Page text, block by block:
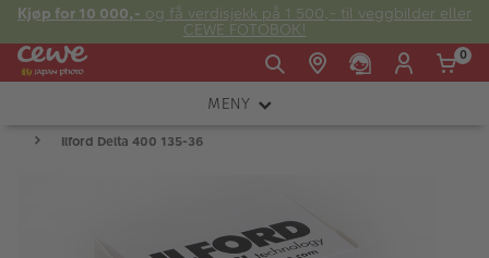
Kjøp for 10 000,- og få verdisjekk på 1 500,- til veggbilder eller
CEWE FOTOBOK!
Fre:
0
MENY
KAMERAIlford Delta 400 135-36